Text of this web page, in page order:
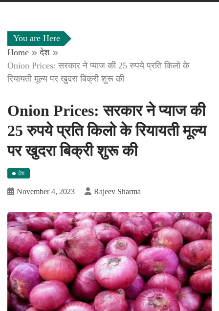
You are Here
Home
देश
Onion Prices: सरकार ने प्याज की 25 रुपये प्रति किलो के
रियायती मूल्‍य पर खुदरा बिक्री शुरू की
Onion Prices: सरकार ने प्याज की
25 रुपये प्रति किलो के रियायती मूल्‍य
पर खुदरा बिक्री शुरू की
देश
November 4, 2023 Rajeev Sharma